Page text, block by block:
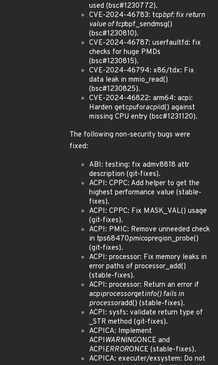
used (bsc#1230772).
CVE-2024-46783: tcpbpf: fix return
value of tcpbpf_sendmsg()
(bsc#1230810).
CVE-2024-46787: userfaultfd: fix
checks for huge PMDs
(bsc#1230815).
CVE-2024-46794: x86/tdx: Fix
data leak in mmio_read()
(bsc#1230825).
CVE-2024-46822: arm64: acpi:
Harden getcpuforacpiid() against
missing CPU entry (bsc#1231120).
The following non-security bugs were
fixed:
ABI: testing: fix admv8818 attr
description (git-fixes).
ACPI: CPPC: Add helper to get the
highest performance value (stable-
fixes).
ACPI: CPPC: Fix MASK_VAL() usage
(git-fixes).
ACPI: PMIC: Remove unneeded check
in tps68470pmicopregion_probe()
(git-fixes).
ACPI: processor: Fix memory leaks in
error paths of processor_add()
(stable-fixes).
ACPI: processor: Return an error if
acpiprocessorgetinfo() fails in
processoradd() (stable-fixes).
ACPI: sysfs: validate return type of
_STR method (git-fixes).
ACPICA: Implement
ACPI WARNINGONCE and
ACPIERRORONCE (stable-fixes).
ACPICA: executer/exsystem: Do not